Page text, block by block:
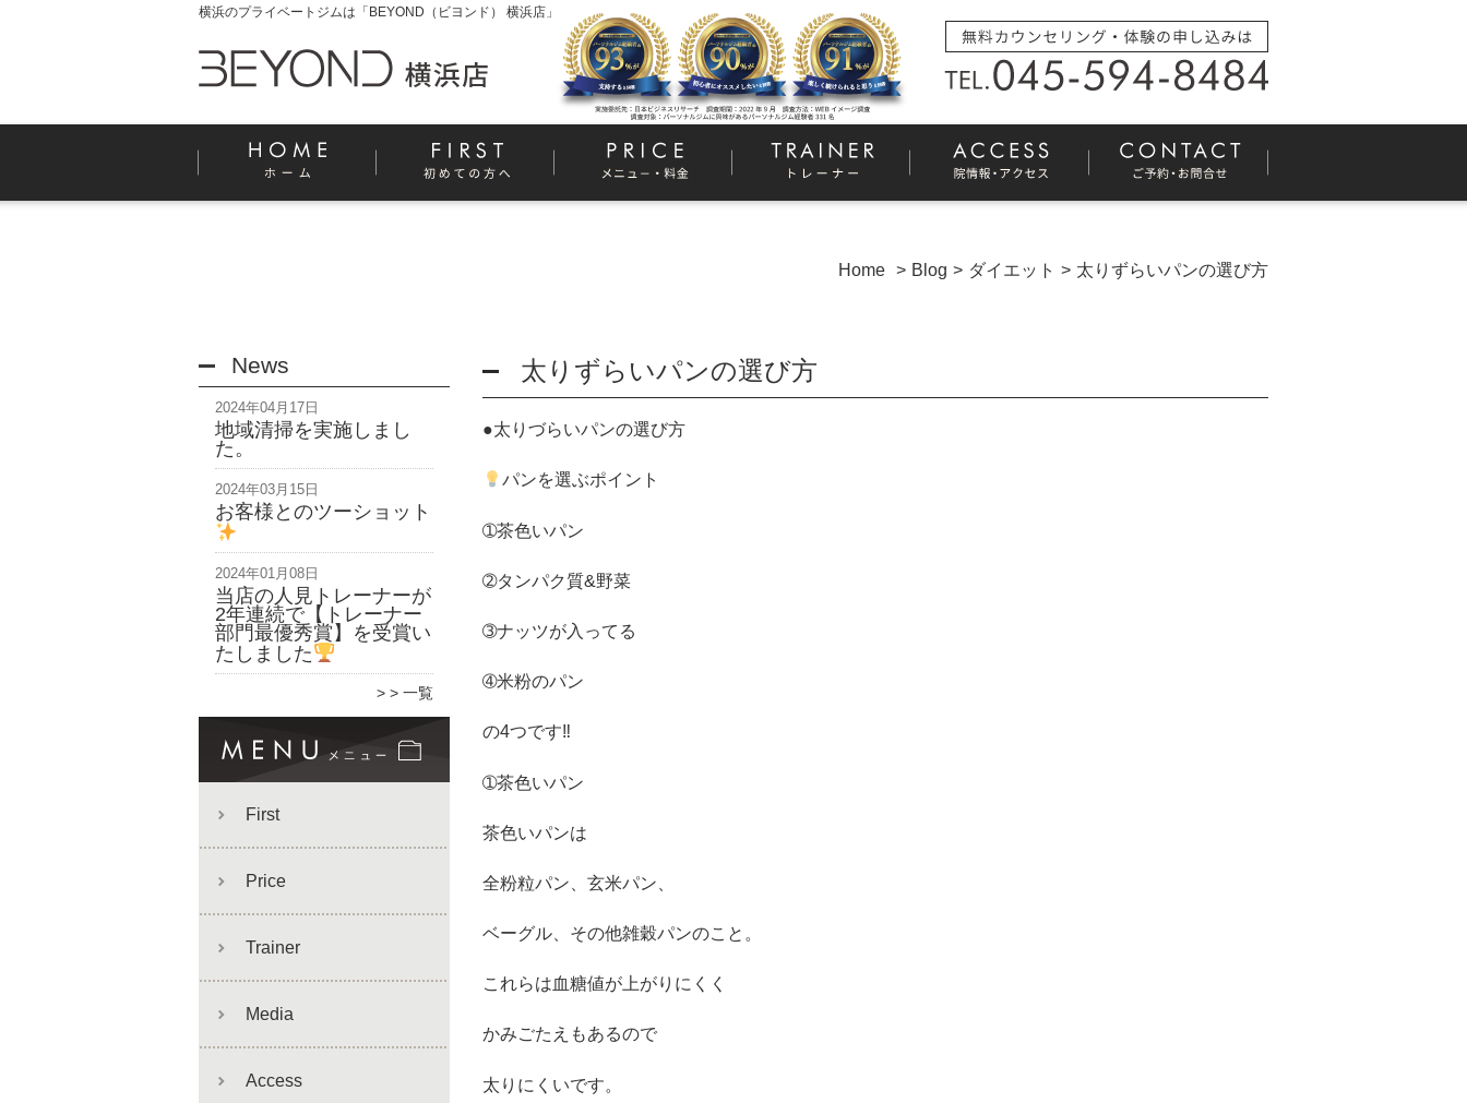
横浜のプライベートジムは「BEYOND（ビヨンド） 横浜店」
Home Blog ダイエット 太りずらいパンの選び方
News
2024年04月17日
地域清掃を実施しまし
た。
2024年03月15日
お客様とのツーショット
2024年01月08日
当店の人見トレーナーが
2年連続で【トレーナー
部門最優秀賞】を受賞い
たしました
> 一覧
First
Price
Trainer
Media
Access
太りずらいパンの選び方
●太りづらいパンの選び方
パンを選ぶポイント
➀茶色いパン
➁タンパク質&野菜
➂ナッツが入ってる
➃米粉のパン
の4つです‼︎
➀茶色いパン
茶色いパンは
全粉粒パン、玄米パン、
ベーグル、その他雑穀パンのこと。
これらは血糖値が上がりにくく
かみごたえもあるので
太りにくいです。